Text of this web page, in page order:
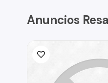
Anuncios